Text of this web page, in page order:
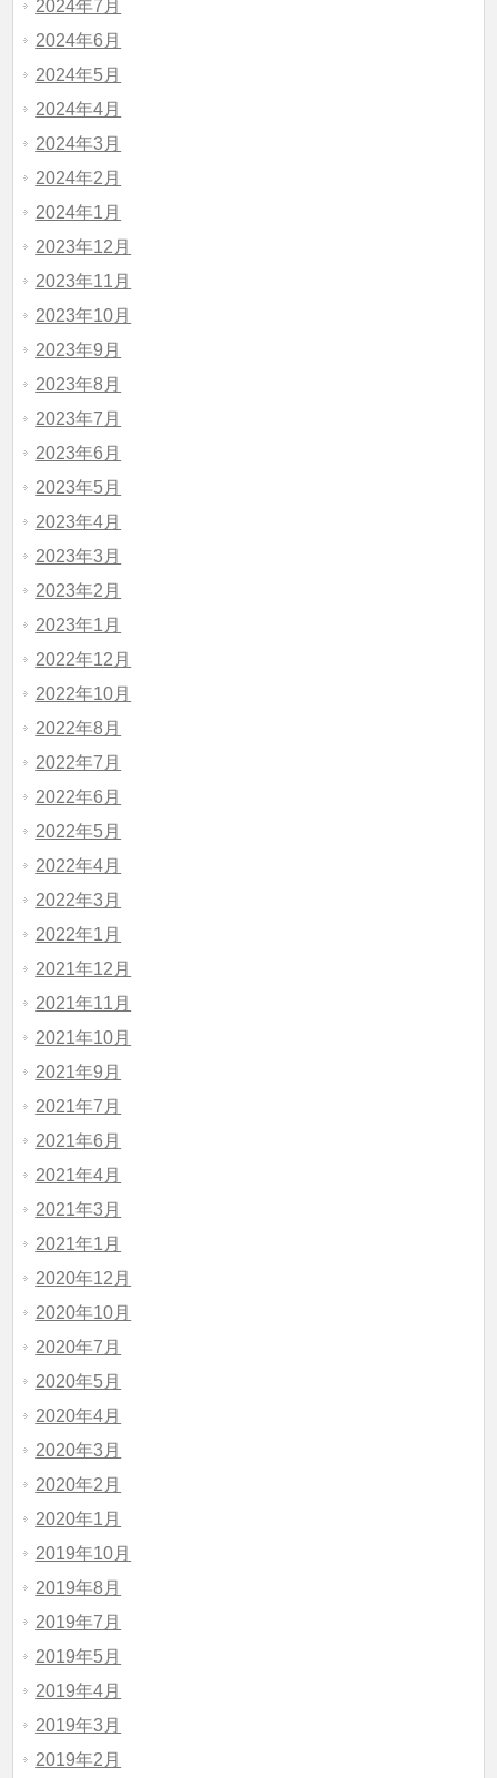
2024年7月
2024年6月
2024年5月
2024年4月
2024年3月
2024年2月
2024年1月
2023年12月
2023年11月
2023年10月
2023年9月
2023年8月
2023年7月
2023年6月
2023年5月
2023年4月
2023年3月
2023年2月
2023年1月
2022年12月
2022年10月
2022年8月
2022年7月
2022年6月
2022年5月
2022年4月
2022年3月
2022年1月
2021年12月
2021年11月
2021年10月
2021年9月
2021年7月
2021年6月
2021年4月
2021年3月
2021年1月
2020年12月
2020年10月
2020年7月
2020年5月
2020年4月
2020年3月
2020年2月
2020年1月
2019年10月
2019年8月
2019年7月
2019年5月
2019年4月
2019年3月
2019年2月